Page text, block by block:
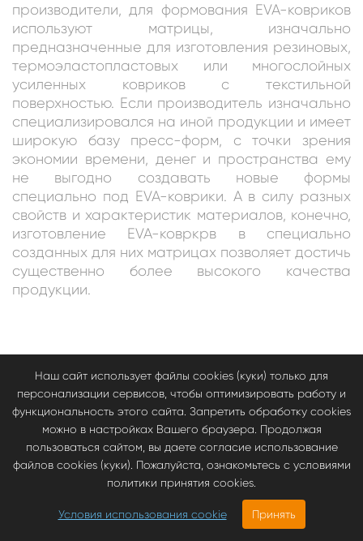
3670.00руб
производители, для формования EVA-ковриков
используют матрицы, изначально
предназначенные для изготовления резиновых,
термоэластопластовых или многослойных
усиленных ковриков с текстильной
поверхностью. Если производитель изначально
специализировался на иной продукции и имеет
широкую базу пресс-форм, с точки зрения
экономии времени, денег и пространства ему
не выгодно создавать новые формы
специально под EVA-коврики. А в силу разных
свойств и характеристик материалов, конечно,
изготовление EVA-ковркрв в специально
созданных для них матрицах позволяет достичь
существенно более высокого качества
продукции.
Наш сайт использует файлы cookies (куки) только для
персонализации сервисов, чтобы оптимизировать работу и
функциональность этого сайта. Запретить обработку cookies
можно в настройках Вашего браузера. Продолжая
пользоваться сайтом, вы даете согласие использование
файлов cookies (куки). Пожалуйста, ознакомьтесь с условиями
политики принятия cookies.
Условия использования cookie Принять